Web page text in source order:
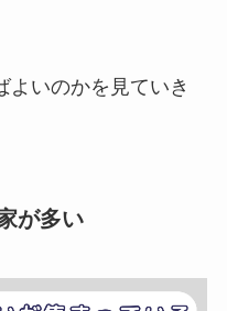
よいのかを見ていき
が多い